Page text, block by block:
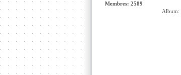
Membres: 2589
Album: